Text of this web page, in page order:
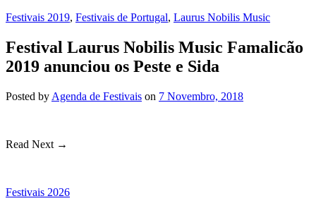
Festivais 2019, Festivais de Portugal, Laurus Nobilis Music
Festival Laurus Nobilis Music Famalicão
2019 anunciou os Peste e Sida
Posted by Agenda de Festivais on 7 Novembro, 2018
Read Next →
Festivais 2026